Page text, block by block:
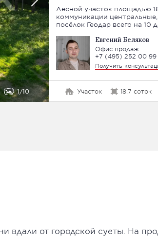
1 10
Лесной участок площадью
коммуникации центральные,
посёлок Геодар всего на 10
Евгений Беляков
Офис продаж
+7 (495) 252 00 99
Получить
Участок 18.7 соток
вдали от городской суеты. На